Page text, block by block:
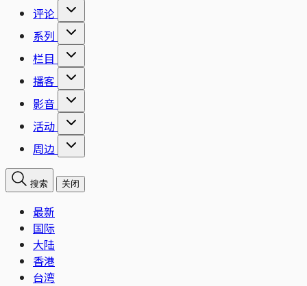
评论
系列
栏目
播客
影音
活动
周边
搜索 关闭
最新
国际
大陆
香港
台湾